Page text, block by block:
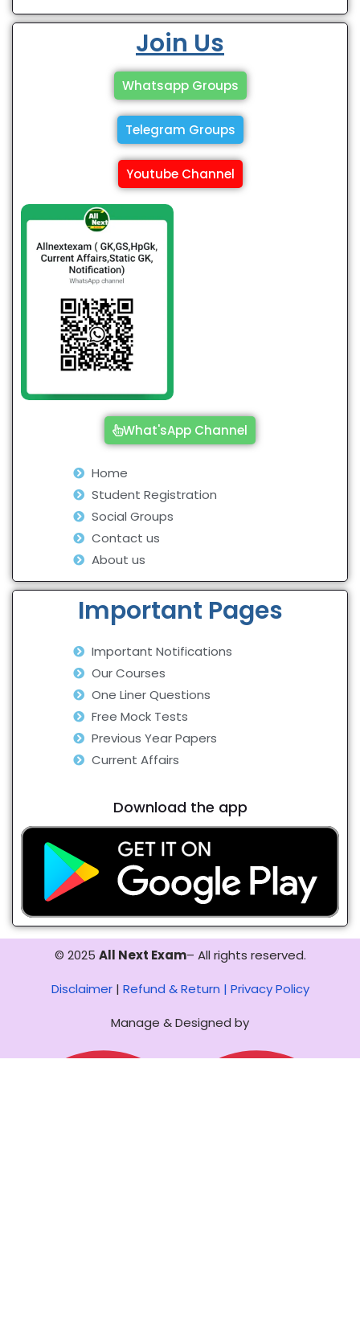
Join Us
Whatsapp Groups
Telegram Groups
Youtube Channel
What'sApp Channel
Home
Student Registration
Social Groups
Contact us
About us
Important Pages
Important Notifications
Our Courses
One Liner Questions
Free Mock Tests
Previous Year Papers
Current Affairs
Download the app
© 2025 All Next Exam– All rights reserved.
Disclaimer| Refund & Return | Privacy Policy
Manage & Designed by